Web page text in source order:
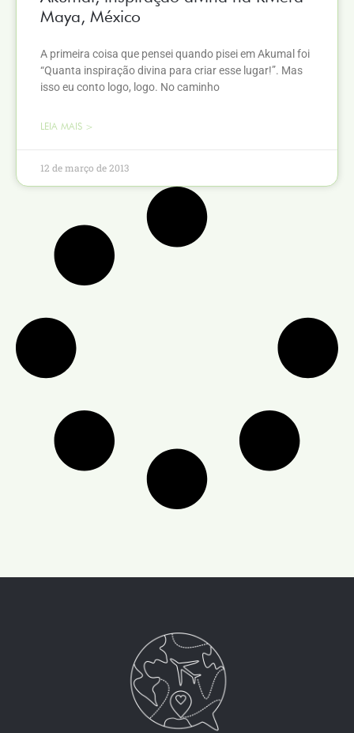
Maya, México
A primeira coisa que pensei quando pisei em Akumal foi
“Quanta inspiração divina para criar esse lugar!”. Mas
isso eu conto logo, logo. No caminho
LEIA MAIS >
12 de março de 2013